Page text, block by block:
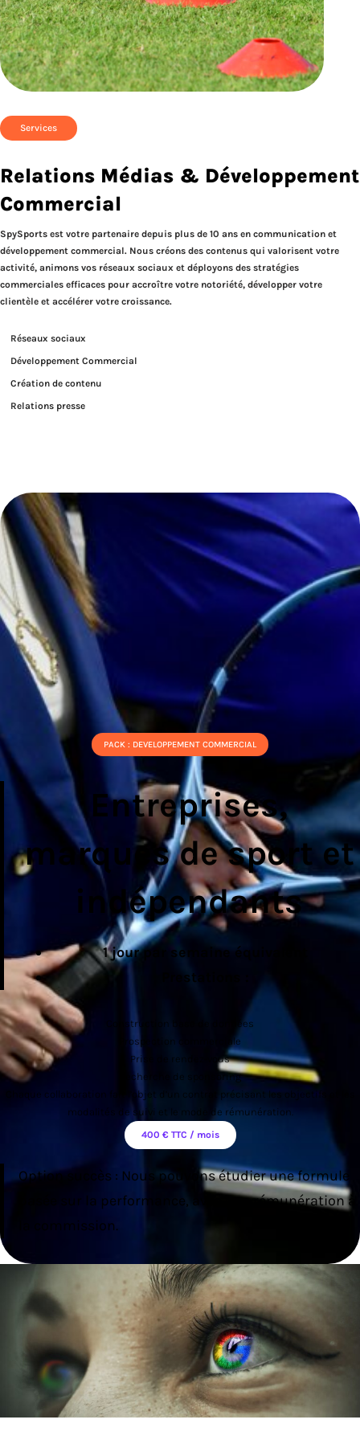
Services
Relations Médias & Développement
Commercial
SpySports est votre partenaire depuis plus de 10 ans en communication et
développement commercial. Nous créons des contenus qui valorisent votre
activité, animons vos réseaux sociaux et déployons des stratégies
commerciales efficaces pour accroître votre notoriété, développer votre
clientèle et accélérer votre croissance.
Réseaux sociaux
Développement Commercial
Création de contenu
Relations presse
PACK : DEVELOPPEMENT COMMERCIAL
Entreprises,
marques de sport et
indépendants
1 jour par semaine équivalent
Prestations :
Construction base de données
Prospection commerciale
Prise de rendez-vous
Recherche de sponsoring
Chaque collaboration fait l’objet d’un contrat précisant les objectifs et les
modalités de suivi et le mode de rémunération.
400 € TTC / mois
Option succès : Nous pouvons étudier une formule
basée sur la performance, avec une rémunération à
la commission.